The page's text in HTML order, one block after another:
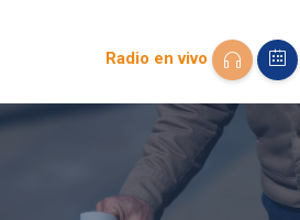
Radio en vivo